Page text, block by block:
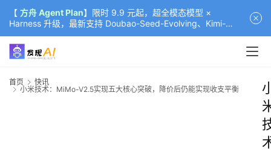
【 方舟 Agent Plan】限时 9.9 元起，超全模态模型 ×
Harness 升级，最新支持 Doubao-Seed-Evolving、Kimi-
K3（部分）、GLM-5.2
首页
快讯
小米技术：MiMo-V2.5实现五大核心突破，降价后仍能实现收支平衡